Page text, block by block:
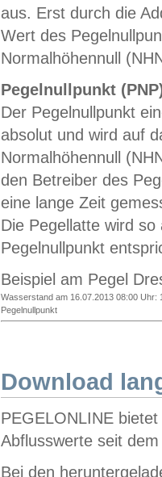
aus. Erst durch die
Wert des
Normalhöhennull
Pegelnullpunkt
Der Pegelnullpunkt
absolut und wird auf
Normalhöhennull
den Betreiber des
eine lange Zeit
Die Pegellatte wird
Pegelnullpunkt
Beispiel am Pegel
Wasserstand am 16.07.2013 08:00 Uhr:
Pegelnullpunkt
Download
PEGELONLINE
Abflusswerte seit
Bei den